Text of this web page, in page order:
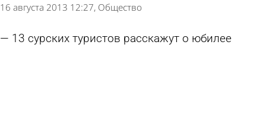
16 августа 2013 12:27 Общество
13 сурских туристов расскажут о юбилее